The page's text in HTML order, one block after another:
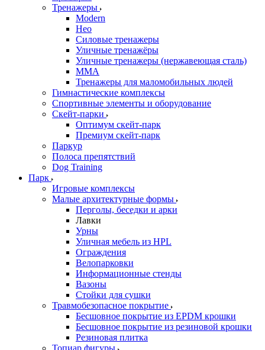
Тренажеры
Modern
Нео
Силовые тренажеры
Уличные тренажёры
Уличные тренажеры (нержавеющая сталь)
ММА
Тренажеры для маломобильных людей
Гимнастические комплексы
Спортивные элементы и оборудование
Скейт-парки
Оптимум скейт-парк
Премиум скейт-парк
Паркур
Полоса препятствий
Dog Training
Парк
Игровые комплексы
Малые архитектурные формы
Перголы, беседки и арки
Лавки
Урны
Уличная мебель из HPL
Ограждения
Велопарковки
Информационные стенды
Вазоны
Стойки для сушки
Травмобезопасное покрытие
Бесшовное покрытие из EPDM крошки
Бесшовное покрытие из резиновой крошки
Резиновая плитка
Топиар фигуры